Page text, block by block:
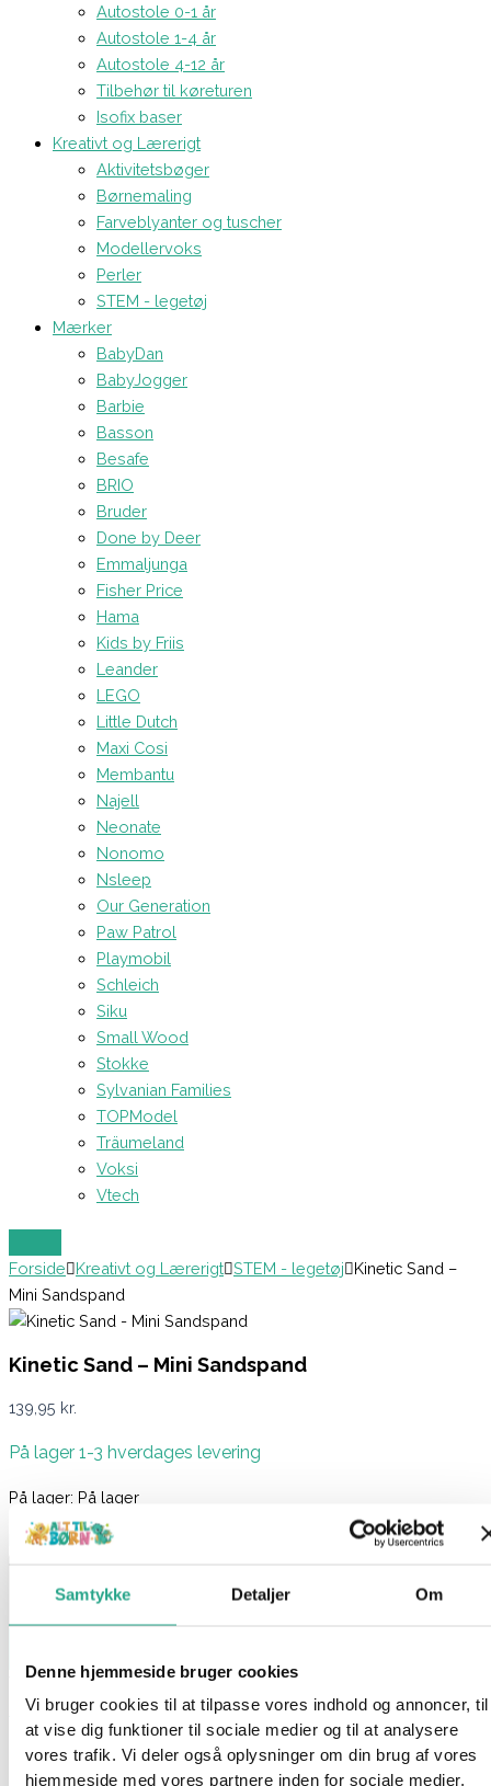
Samtykke Detaljer Om
Denne hjemmeside bruger cookies
Vi bruger cookies til at tilpasse vores indhold og annoncer, til
at vise dig funktioner til sociale medier og til at analysere
vores trafik. Vi deler også oplysninger om din brug af vores
hjemmeside med vores partnere inden for sociale medier,
Autostole 0-1 år
Autostole 1-4 år
Autostole 4-12 år
Tilbehør til køreturen
Isofix baser
Kreativt og Lærerigt
Aktivitetsbøger
Børnemaling
Farveblyanter og tuscher
Modellervoks
Perler
STEM - legetøj
Mærker
BabyDan
BabyJogger
Barbie
Basson
Besafe
BRIO
Bruder
Done by Deer
Emmaljunga
Fisher Price
Hama
Kids by Friis
Leander
LEGO
Little Dutch
Maxi Cosi
Membantu
Najell
Neonate
Nonomo
Nsleep
Our Generation
Paw Patrol
Playmobil
Schleich
Siku
Small Wood
Stokke
Sylvanian Families
TOPModel
Träumeland
Voksi
Vtech
Forside Kreativt og Lærerigt STEM - legetøj
Kinetic Sand –
Mini Sandspand
Kinetic Sand – Mini Sandspand
139,95 kr.
På lager 1-3 hverdages levering
På lager: På lager
Kinetic Sand - Mini Sandspand antal
Varenummer94408Kategorier Kreativt og Lærerigt
legetøj
Beskrivelse
Spørg om produktet